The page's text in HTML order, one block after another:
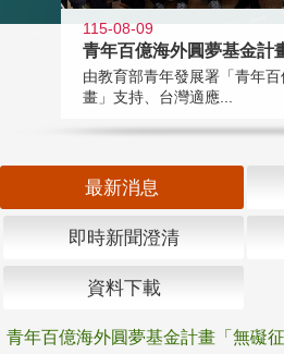
115-08-09
青年百億海外圓夢基金計
由教育部青年發展署「青年
畫」支持、台灣適應...
最新消息
即時新聞澄清
資料下載